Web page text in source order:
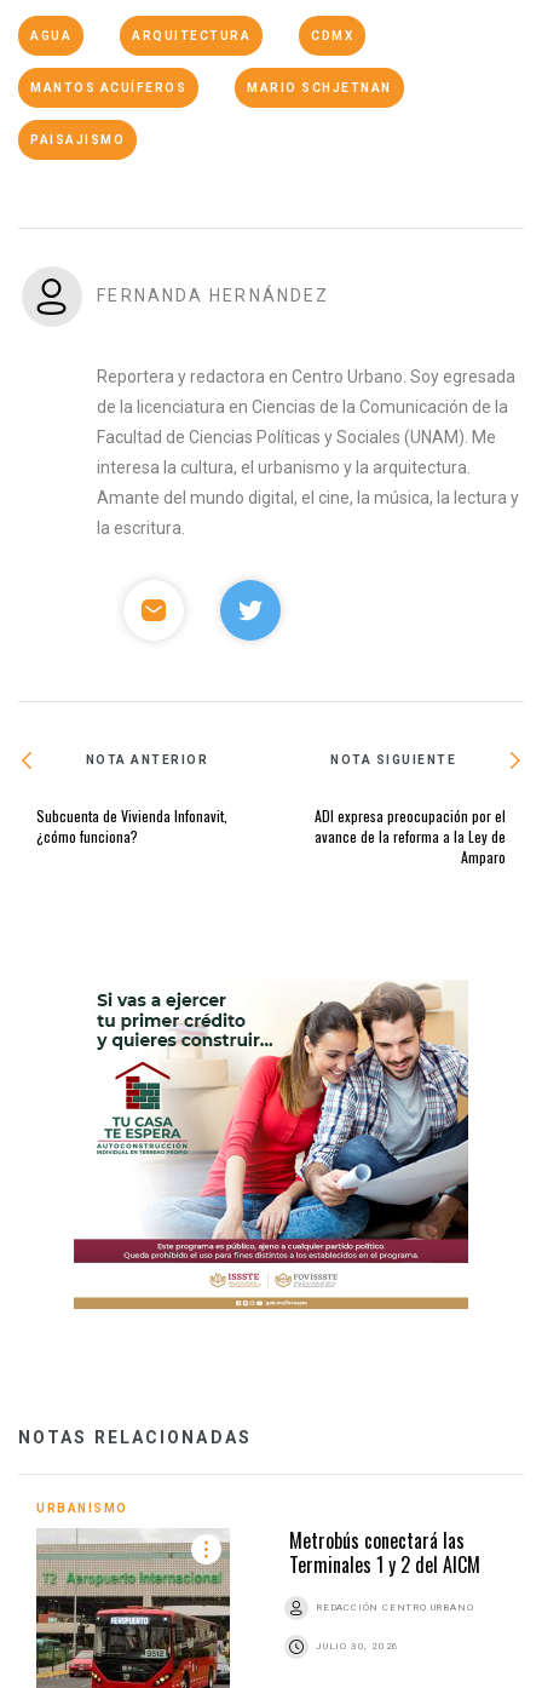
AGUA ARQUITECTURA CDMX
MANTOS ACUÍFEROS MARIO SCHJETNAN
PAISAJISMO
FERNANDA HERNÁNDEZ
Reportera y redactora en Centro Urbano. Soy egresada
de la licenciatura en Ciencias de la Comunicación de la
Facultad de Ciencias Políticas y Sociales (UNAM). Me
interesa la cultura, el urbanismo y la arquitectura.
Amante del mundo digital, el cine, la música, la lectura y
la escritura.
NOTA ANTERIOR
Subcuenta de Vivienda Infonavit,
¿cómo funciona?
NOTA SIGUIENTE
ADI expresa preocupación por el
avance de la reforma a la Ley de
Amparo
NOTAS RELACIONADAS
URBANISMO
Metrobús conectará las
Terminales 1 y 2 del AICM
REDACCIÓN CENTRO URBANO
JULIO 30, 2026